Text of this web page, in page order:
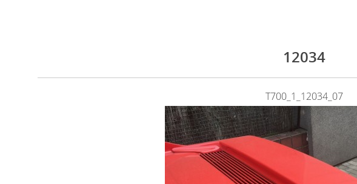
12034
T700_1_12034_07